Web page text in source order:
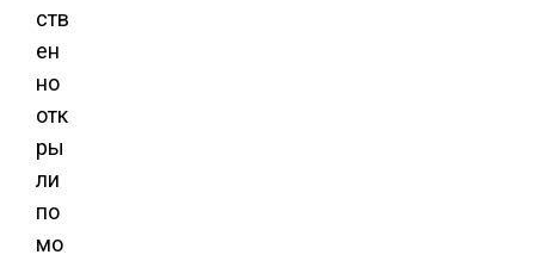
ств
ен
но
отк
ры
ли
по
мо